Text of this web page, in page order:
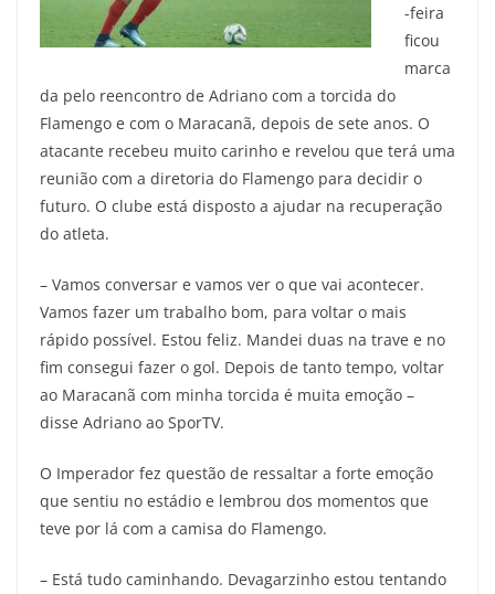
-feira
ficou
marca
da pelo reencontro de Adriano com a torcida do
Flamengo e com o Maracanã, depois de sete anos. O
atacante recebeu muito carinho e revelou que terá uma
reunião com a diretoria do Flamengo para decidir o
futuro. O clube está disposto a ajudar na recuperação
do atleta.
– Vamos conversar e vamos ver o que vai acontecer.
Vamos fazer um trabalho bom, para voltar o mais
rápido possível. Estou feliz. Mandei duas na trave e no
fim consegui fazer o gol. Depois de tanto tempo, voltar
ao Maracanã com minha torcida é muita emoção –
disse Adriano ao SporTV.
O Imperador fez questão de ressaltar a forte emoção
que sentiu no estádio e lembrou dos momentos que
teve por lá com a camisa do Flamengo.
– Está tudo caminhando. Devagarzinho estou tentando